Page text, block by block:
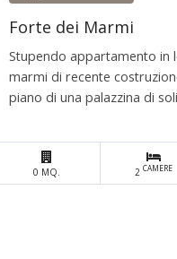
Forte dei Marmi
Stupendo appartamento in
marmi di recente
piano di una palazzina di
0 MQ. 2CAMERE